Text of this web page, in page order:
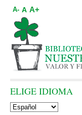
A- A A+
ELIGE IDIOMA